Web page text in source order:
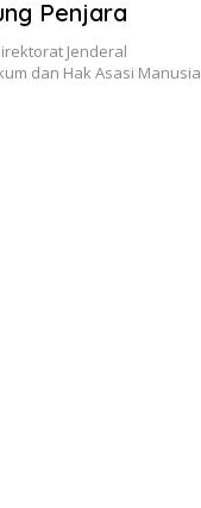
Penjara
Jenderal
dan Hak Asasi Manusia